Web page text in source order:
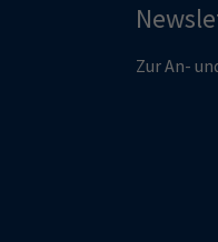
Zur An-